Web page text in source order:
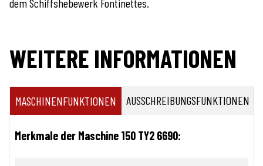
dem Schiffshebewerk Fontinettes.
WEITERE INFORMATIONEN
MASCHINENFUNKTIONEN AUSSCHREIBUNGSFUNKTIONEN
Merkmale der Maschine 150 TY2 6690: